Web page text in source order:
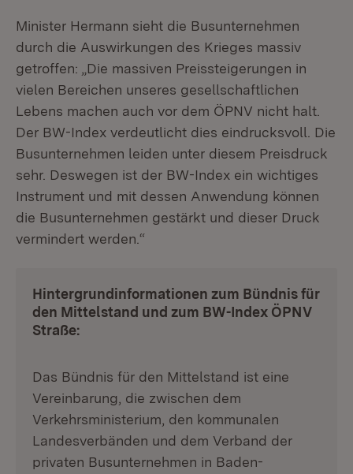
Minister Hermann sieht die Busunternehmen
durch die Auswirkungen des Krieges massiv
getroffen: „Die massiven Preissteigerungen in
vielen Bereichen unseres gesellschaftlichen
Lebens machen auch vor dem ÖPNV nicht halt.
Der BW-Index verdeutlicht dies eindrucksvoll. Die
Busunternehmen leiden unter diesem Preisdruck
sehr. Deswegen ist der BW-Index ein wichtiges
Instrument und mit dessen Anwendung können
die Busunternehmen gestärkt und dieser Druck
vermindert werden.“
Hintergrundinformationen zum Bündnis für
den Mittelstand und zum BW-Index ÖPNV
Straße:
Das Bündnis für den Mittelstand ist eine
Vereinbarung, die zwischen dem
Verkehrsministerium, den kommunalen
Landesverbänden und dem Verband der
privaten Busunternehmen in Baden-